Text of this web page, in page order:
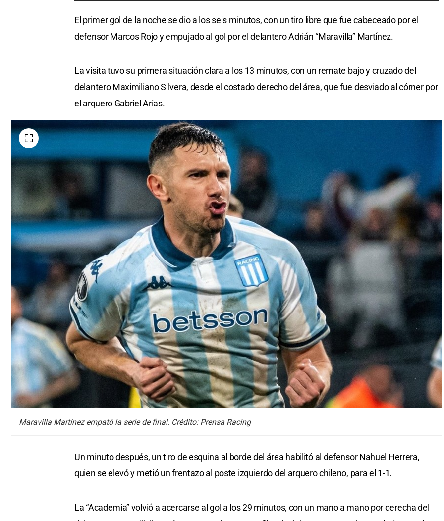
El primer gol de la noche se dio a los seis minutos, con un tiro libre que fue cabeceado por el
defensor Marcos Rojo y empujado al gol por el delantero Adrián “Maravilla” Martínez.
La visita tuvo su primera situación clara a los 13 minutos, con un remate bajo y cruzado del
delantero Maximiliano Silvera, desde el costado derecho del área, que fue desviado al córner por
el arquero Gabriel Arias.
Maravilla Martínez empató la serie de final. Crédito: Prensa Racing
Un minuto después, un tiro de esquina al borde del área habilitó al defensor Nahuel Herrera,
quien se elevó y metió un frentazo al poste izquierdo del arquero chileno, para el 1-1.
La “Academia” volvió a acercarse al gol a los 29 minutos, con un mano a mano por derecha del